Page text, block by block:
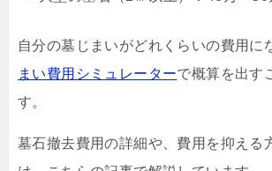
自分の墓じまいがどれくらいの費用に
まい費用シミュレーターで概算を出す
す。
墓石撤去費用の詳細や、費用を抑える